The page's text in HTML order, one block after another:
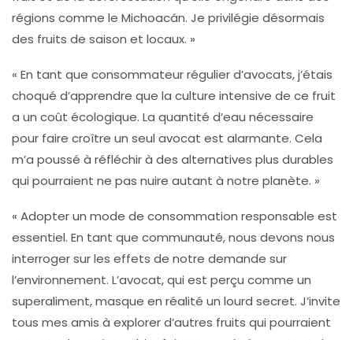
régions comme le Michoacán. Je privilégie désormais
des fruits de saison et locaux. »
« En tant que consommateur régulier d’avocats, j’étais
choqué d’apprendre que la culture intensive de ce fruit
a un coût écologique. La quantité d’eau nécessaire
pour faire croître un seul avocat est alarmante. Cela
m’a poussé à réfléchir à des alternatives plus durables
qui pourraient ne pas nuire autant à notre planète. »
« Adopter un mode de consommation responsable est
essentiel. En tant que communauté, nous devons nous
interroger sur les effets de notre demande sur
l’environnement. L’avocat, qui est perçu comme un
superaliment, masque en réalité un lourd secret. J’invite
tous mes amis à explorer d’autres fruits qui pourraient